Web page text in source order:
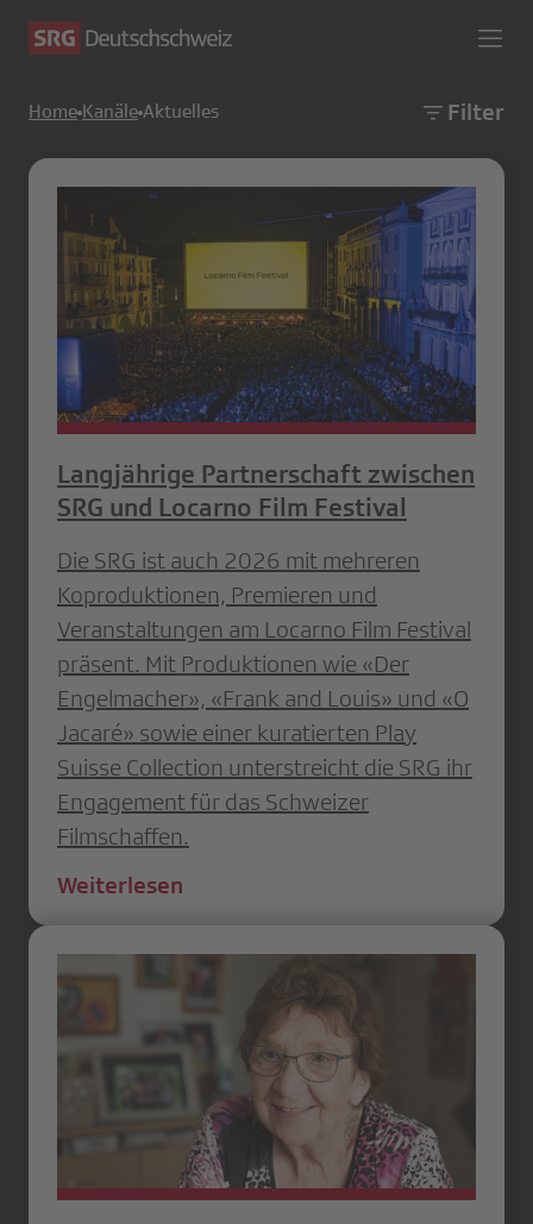
Home Kanäle Aktuelles Filter
Langjährige Partnerschaft zwischen
SRG und Locarno Film Festival
Die SRG ist auch 2026 mit mehreren
Koproduktionen, Premieren und
Veranstaltungen am Locarno Film Festival
präsent. Mit Produktionen wie «Der
Engelmacher», «Frank and Louis» und «O
Jacaré» sowie einer kuratierten Play
Suisse Collection unterstreicht die SRG ihr
Engagement für das Schweizer
Filmschaffen.
Weiterlesen